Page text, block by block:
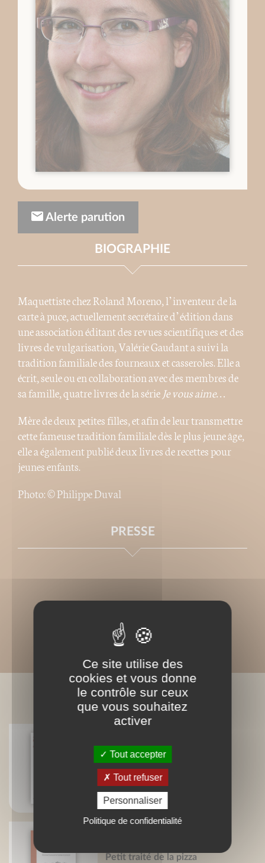
Alerte parution
BIOGRAPHIE
Maquettiste chez Roland Moreno, l’inventeur de la
carte à puce, actuellement secrétaire d’édition dans
une association éditant des revues scientifiques et des
livres de vulgarisation, Valérie Gaudant a suivi la
tradition familiale des fourneaux et casseroles. Elle a
écrit, seule ou en collaboration avec des membres de
sa famille, quatre livres de la série Je vous aime…
Mère de deux petites filles, et afin de leur transmettre
cette fameuse tradition familiale dès le plus jeune âge,
elle a également publié deux livres de recettes pour
jeunes enfants.
Photo: © Philippe Duval
PRESSE
BIBLIOGRAPHIE
Tomates, je vous aime...
Valérie Gaudant
Nathalie Gaudant
Mireille Gayet
Petit traité de la pizza
Ce site utilise des
cookies et vous donne
le contrôle sur ceux
que vous souhaitez
activer
Tout accepter
Tout refuser
Personnaliser
Politique de confidentialité